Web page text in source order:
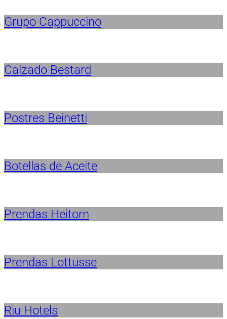
Grupo Cappuccino
Calzado Bestard
Postres Beinetti
Botellas de Aceite
Prendas Heitorn
Prendas Lottusse
Riu Hotels